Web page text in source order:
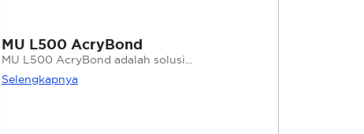
MU L500 AcryBond
MU L500 AcryBond adalah solusi...
Selengkapnya